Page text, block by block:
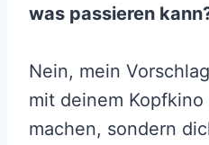
was passieren
Nein, mein
mit deinem
machen, sondern